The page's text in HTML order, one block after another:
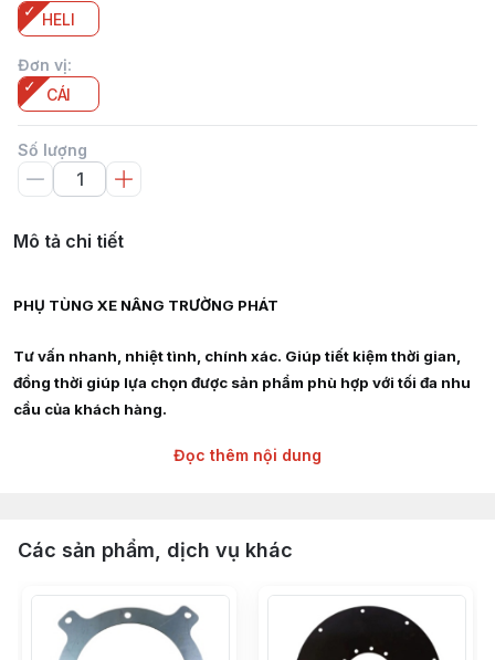
HELI
Đơn vị:
CÁI
Số lượng
Mô tả chi tiết
PHỤ TÙNG XE NÂNG TRƯỜNG PHÁT
Tư vấn nhanh, nhiệt tình, chính xác. Giúp tiết kiệm thời gian,
đồng thời giúp lựa chọn được sản phẩm phù hợp với tối đa nhu
cầu của khách hàng.
Giao hàng siêu tốc nội thành HCM, Hà Nội, Bình Dương, Đồng
Phụ tùng, linh kiện, chi tiết kỹ thuật xe nâng hàng các hãng :
TOYOTA, TCM, MITSUBISHI, KOMAT'SU, HELI, HANGCHA,
YALE, SUMITOMO, EP, SHINKO, NISSAN, YANMAR, DAEWOO,
HYUNDAI, SAMSUNG, CLARK, HYSTER, NICHIYU, LINDE,
Đọc thêm nội dung
Các sản phẩm, dịch vụ khác